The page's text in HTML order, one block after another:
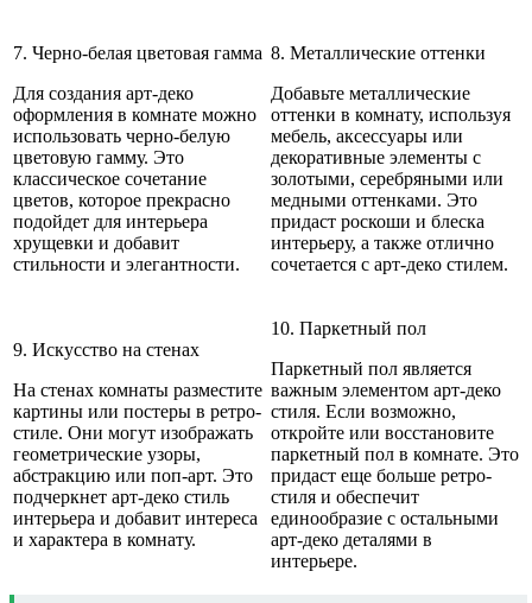
7. Черно-белая цветовая гамма
Для создания арт-деко
оформления в комнате можно
использовать черно-белую
цветовую гамму. Это
классическое сочетание
цветов, которое прекрасно
подойдет для интерьера
хрущевки и добавит
стильности и элегантности.
8. Металлические оттенки
Добавьте металлические
оттенки в комнату, используя
мебель, аксессуары или
декоративные элементы с
золотыми, серебряными или
медными оттенками. Это
придаст роскоши и блеска
интерьеру, а также отлично
сочетается с арт-деко стилем.
9. Искусство на стенах
На стенах комнаты разместите
картины или постеры в ретро-
стиле. Они могут изображать
геометрические узоры,
абстракцию или поп-арт. Это
подчеркнет арт-деко стиль
интерьера и добавит интереса
и характера в комнату.
10. Паркетный пол
Паркетный пол является
важным элементом арт-деко
стиля. Если возможно,
откройте или восстановите
паркетный пол в комнате. Это
придаст еще больше ретро-
стиля и обеспечит
единообразие с остальными
арт-деко деталями в
интерьере.